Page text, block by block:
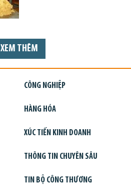
XEM THÊM
CÔNG NGHIỆP
HÀNG HÓA
XÚC TIẾN KINH DOANH
THÔNG TIN CHUYÊN SÂU
TIN BỘ CÔNG THƯƠNG